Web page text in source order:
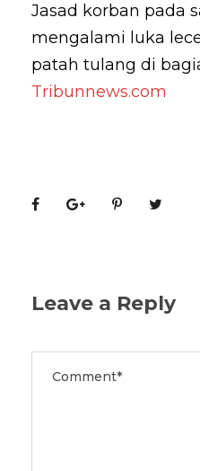
Jasad korban pada
mengalami luka
patah tulang di
Tribunnews.com
Leave a Reply